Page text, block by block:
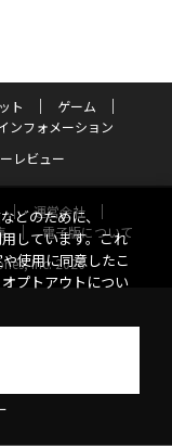
ト
ゲーム
ンフォメーション
レビュー
運営会社
電子版について
Inc. 2026
どのために、
しています。これ
使用に同意したこ
プトアウトについ